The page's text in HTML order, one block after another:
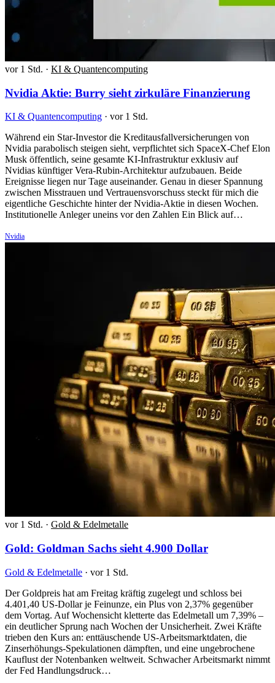
vor 1 Std. · KI & Quantencomputing
Nvidia Aktie: Burry sieht zirkuläre Finanzierung
KI & Quantencomputing · vor 1 Std.
Während ein Star-Investor die Kreditausfallversicherungen von
Nvidia parabolisch steigen sieht, verpflichtet sich SpaceX-Chef Elon
Musk öffentlich, seine gesamte KI-Infrastruktur exklusiv auf
Nvidias künftiger Vera-Rubin-Architektur aufzubauen. Beide
Ereignisse liegen nur Tage auseinander. Genau in dieser Spannung
zwischen Misstrauen und Vertrauensvorschuss steckt für mich die
eigentliche Geschichte hinter der Nvidia-Aktie in diesen Wochen.
Institutionelle Anleger uneins vor den Zahlen Ein Blick auf…
Nvidia
vor 1 Std. · Gold & Edelmetalle
Gold: Goldman Sachs sieht 4.900 Dollar
Gold & Edelmetalle · vor 1 Std.
Der Goldpreis hat am Freitag kräftig zugelegt und schloss bei
4.401,40 US-Dollar je Feinunze, ein Plus von 2,37% gegenüber
dem Vortag. Auf Wochensicht kletterte das Edelmetall um 7,39% –
ein deutlicher Sprung nach Wochen der Unsicherheit. Zwei Kräfte
trieben den Kurs an: enttäuschende US-Arbeitsmarktdaten, die
Zinserhöhungs-Spekulationen dämpften, und eine ungebrochene
Kauflust der Notenbanken weltweit. Schwacher Arbeitsmarkt nimmt
der Fed Handlungsdruck…